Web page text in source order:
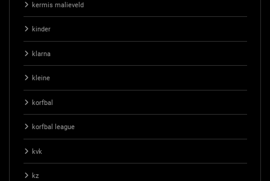
kermis malieveld
kinder
klarna
kleine
korfbal
korfbal league
kvk
kz